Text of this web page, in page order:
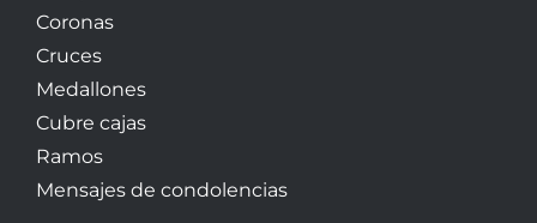
Coronas
Cruces
Medallones
Cubre cajas
Ramos
Mensajes de condolencias